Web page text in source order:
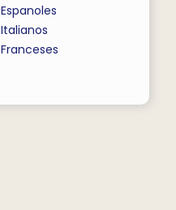
Espanoles
Italianos
Franceses